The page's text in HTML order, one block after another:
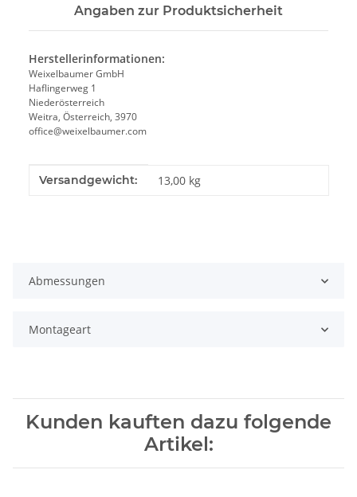
Angaben zur Produktsicherheit
Herstellerinformationen:
Weixelbaumer GmbH
Haflingerweg 1
Niederösterreich
Weitra, Österreich, 3970
office@weixelbaumer.com
Produkteigenschaft
Wert
Versandgewicht: 13,00 kg
Abmessungen
Montageart
Kunden kauften dazu folgende
Artikel: